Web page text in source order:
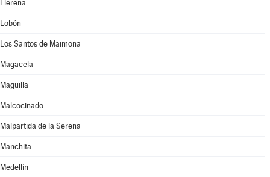
Llerena
Lobón
Los Santos de Maimona
Magacela
Maguilla
Malcocinado
Malpartida de la Serena
Manchita
Medellín